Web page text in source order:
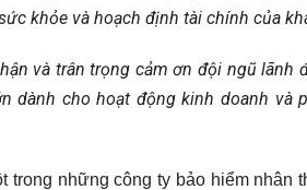
khỏe và hoạch định tài chính của
và trân trọng cảm ơn đội ngũ lãnh
dành cho hoạt động kinh doanh và
trong những công ty bảo hiểm nhân